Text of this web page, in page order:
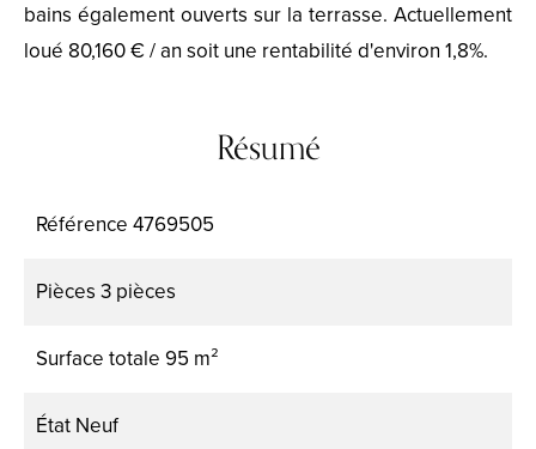
bains également ouverts sur la terrasse. Actuellement
loué 80,160 € / an soit une rentabilité d'environ 1,8%.
Résumé
Référence 4769505
Pièces 3 pièces
Surface totale 95 m²
État Neuf